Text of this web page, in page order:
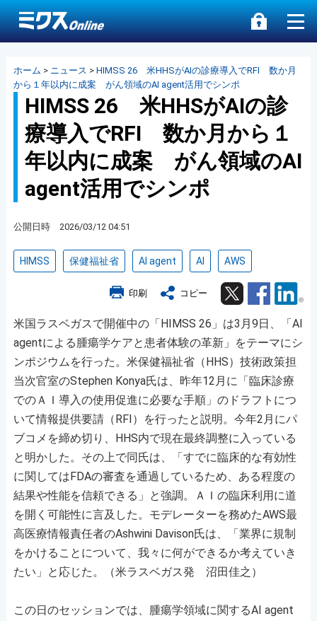
ホーム > ニュース > HIMSS 26 米HHSがAIの診療導入でRFI 数か月
から１年以内に成案 がん領域のAI agent活用でシンポ
HIMSS 26 米HHSがAIの診
療導入でRFI 数か月から１
年以内に成案 がん領域のAI
agent活用でシンポ
公開日時 2026/03/12 04:51
HIMSS 保健福祉省 AI agent AI AWS
印刷 コピー Twitter Facebook
米国ラスベガスで開催中の「HIMSS 26」は3月9日、「AI
agentによる腫瘍学ケアと患者体験の革新」をテーマにシ
ンポジウムを行った。米保健福祉省（HHS）技術政策担
当次官室のStephen Konya氏は、昨年12月に「臨床診療
でのＡＩ導入の使用促進に必要な手順」のドラフトにつ
いて情報提供要請（RFI）を行ったと説明。今年2月にパ
ブコメを締め切り、HHS内で現在最終調整に入っている
と明かした。その上で同氏は、「すでに臨床的な有効性
に関してはFDAの審査を通過しているため、ある程度の
結果や性能を信頼できる」と強調。ＡＩの臨床利用に道
を開く可能性に言及した。モデレーターを務めたAWS最
高医療情報責任者のAshwini Davison氏は、「業界に規制
をかけることについて、我々に何ができるか考えていき
たい」と応じた。（米ラスベガス発 沼田佳之）
この日のセッションでは、腫瘍学領域に関するAI agent